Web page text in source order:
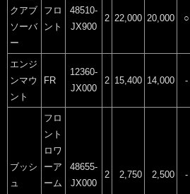
クアブ
ソーバ
ー
フロ
ント
48510-
JX900
2 22,000 20,000 ○
エンジ
ンマウ
ント
FR
12360-
JX000
2 15,400 14,000 -
ブッシ
ュ
フロ
ント
ロワ
ーア
ーム
48655-
JX000
2 2,750 2,500 -